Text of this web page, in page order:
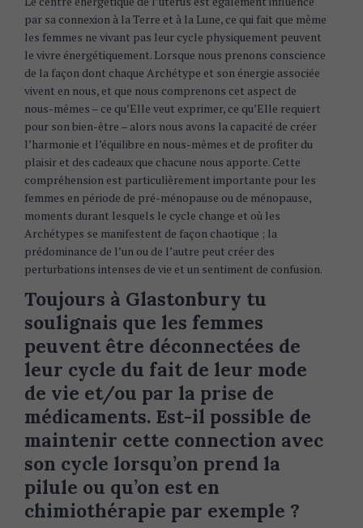
par sa connexion à la Terre et à la Lune, ce qui fait que même
les femmes ne vivant pas leur cycle physiquement peuvent
le vivre énergétiquement. Lorsque nous prenons conscience
de la façon dont chaque Archétype et son énergie associée
vivent en nous, et que nous comprenons cet aspect de
nous-mêmes – ce qu’Elle veut exprimer, ce qu’Elle requiert
pour son bien-être – alors nous avons la capacité de créer
l’harmonie et l’équilibre en nous-mêmes et de profiter du
plaisir et des cadeaux que chacune nous apporte. Cette
compréhension est particulièrement importante pour les
femmes en période de pré-ménopause ou de ménopause,
moments durant lesquels le cycle change et où les
Archétypes se manifestent de façon chaotique ; la
prédominance de l’un ou de l’autre peut créer des
perturbations intenses de vie et un sentiment de confusion.
Toujours à Glastonbury tu
soulignais que les femmes
peuvent être déconnectées de
leur cycle du fait de leur mode
de vie et/ou par la prise de
médicaments. Est-il possible de
maintenir cette connection avec
son cycle lorsqu’on prend la
pilule ou qu’on est en
chimiothérapie par exemple ?